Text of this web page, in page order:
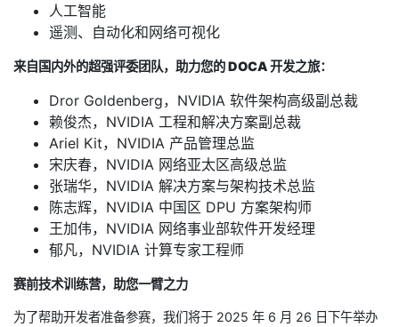
人工智能
遥测、自动化和网络可视化
来自国内外的超强评委团队，助力您的 DOCA 开发之旅：
Dror Goldenberg，NVIDIA 软件架构高级副总裁
赖俊杰，NVIDIA 工程和解决方案副总裁
Ariel Kit，NVIDIA 产品管理总监
宋庆春，NVIDIA 网络亚太区高级总监
张瑞华，NVIDIA 解决方案与架构技术总监
陈志辉，NVIDIA 中国区 DPU 方案架构师
王加伟，NVIDIA 网络事业部软件开发经理
郁凡，NVIDIA 计算专家工程师
赛前技术训练营，助您一臂之力
为了帮助开发者准备参赛，我们将于 2025 年 6 月 26 日下午举办